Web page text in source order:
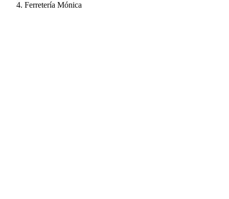
Ferretería Mónica